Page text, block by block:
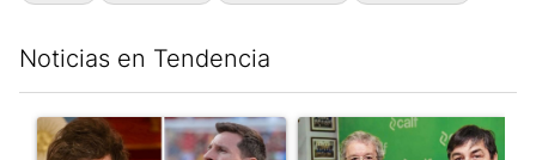
Noticias en Tendencia
Un artículo de tendencia con el título "Milei despidió a Jorge
Un artículo de tendencia con